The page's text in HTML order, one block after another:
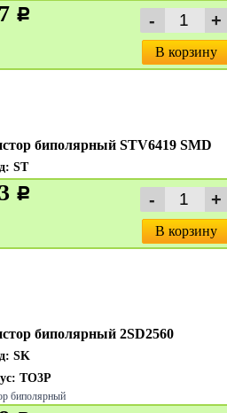
c
В корзину
биполярный STV6419 SMD
ST
c
В корзину
биполярный 2SD2560
SK
TO3P
биполярный